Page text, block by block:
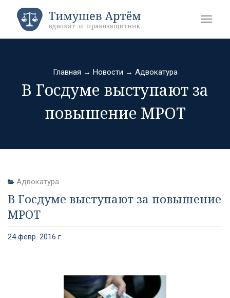
Главная → Новости → Адвокатура
В Госдуме выступают за
повышение МРОТ
Адвокатура
В Госдуме выступают за повышение
МРОТ
24 февр. 2016 г.